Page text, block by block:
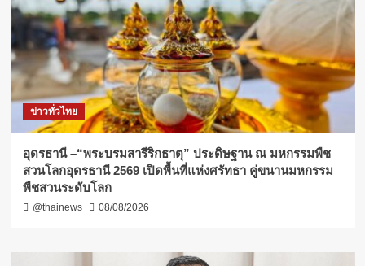
ข่าวทั่วไทย
อุดรธานี –“พระบรมสารีริกธาตุ” ประดิษฐาน ณ มหกรรมพืช
สวนโลกอุดรธานี 2569 เปิดพื้นที่แห่งศรัทธา คู่ขนานมหกรรม
พืชสวนระดับโลก
@thainews 08/08/2026